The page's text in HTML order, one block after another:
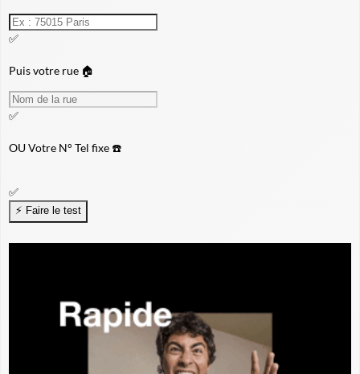
✅
Puis votre rue 🏠
✅
OUVotre N° Tel fixe ☎️
✅